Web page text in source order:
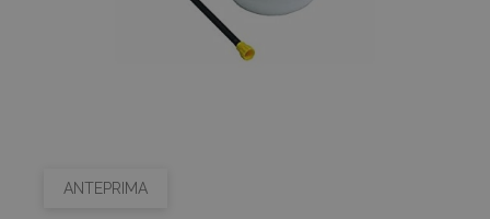
ANTEPRIMA